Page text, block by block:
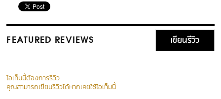
FEATURED REVIEWS เขียนรีวิว
ไอเท็มนี้ต้องการรีวิว
คุณสามารถเขียนรีวิวได้หากเคยใช้ไอเท็มนี้